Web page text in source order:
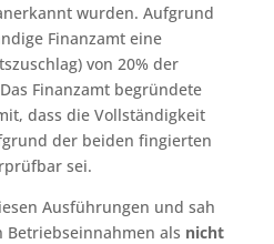
wurden. Aufgrund
Finanzamt eine
von 20% der
Finanzamt begründete
dass die Vollständigkeit
der beiden fingierten
sei.
Ausführungen und sah
Betriebseinnahmen als nicht